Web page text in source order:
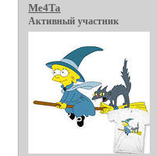
Me4Ta
Активный участник